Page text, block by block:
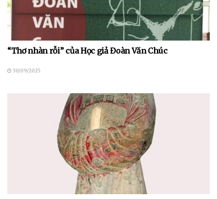
“Thơ nhàn rỗi” của Học giả Đoàn Văn Chúc
30/09/2025